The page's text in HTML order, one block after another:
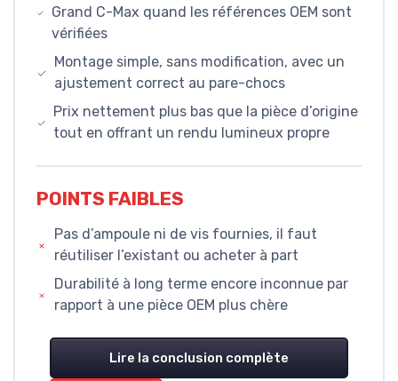
Grand C-Max quand les références OEM sont
vérifiées
Montage simple, sans modification, avec un
ajustement correct au pare-chocs
Prix nettement plus bas que la pièce d’origine
tout en offrant un rendu lumineux propre
POINTS FAIBLES
Pas d’ampoule ni de vis fournies, il faut
réutiliser l’existant ou acheter à part
Durabilité à long terme encore inconnue par
rapport à une pièce OEM plus chère
Lire la conclusion complète